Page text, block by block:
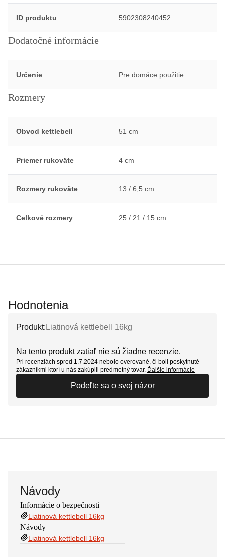
ID produktu 5902308240452
Dodatočné informácie
Určenie Pre domáce použitie
Rozmery
Obvod kettlebell 51 cm
Priemer rukoväte 4 cm
Rozmery rukoväte 13 / 6,5 cm
Celkové rozmery 25 / 21 / 15 cm
Hodnotenia
Produkt: Liatinová kettlebell 16kg
Na tento produkt zatiaľ nie sú žiadne recenzie.
Pri recenziách spred 1.7.2024 nebolo overované, či boli poskytnuté
zákazníkmi ktorí u nás zakúpili predmetný tovar. Ďalšie informácie
Podeľte sa o svoj názor
Návody
Informácie o bezpečnosti
Liatinová kettlebell 16kg
Návody
Liatinová kettlebell 16kg